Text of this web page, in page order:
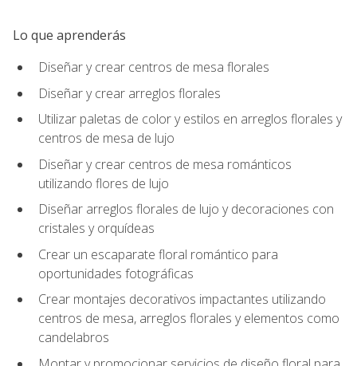
Lo que aprenderás
Diseñar y crear centros de mesa florales
Diseñar y crear arreglos florales
Utilizar paletas de color y estilos en arreglos florales y
centros de mesa de lujo
Diseñar y crear centros de mesa románticos
utilizando flores de lujo
Diseñar arreglos florales de lujo y decoraciones con
cristales y orquídeas
Crear un escaparate floral romántico para
oportunidades fotográficas
Crear montajes decorativos impactantes utilizando
centros de mesa, arreglos florales y elementos como
candelabros